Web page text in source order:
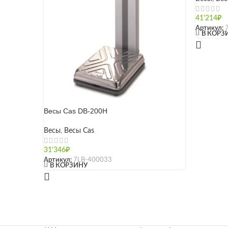
Весы Cas DB-200H
Весы, Весы Cas
31'346₽
В КОРЗИНУ
Артикул: 7LB-400033
[]
41'214₽
В
Артикул:
[]